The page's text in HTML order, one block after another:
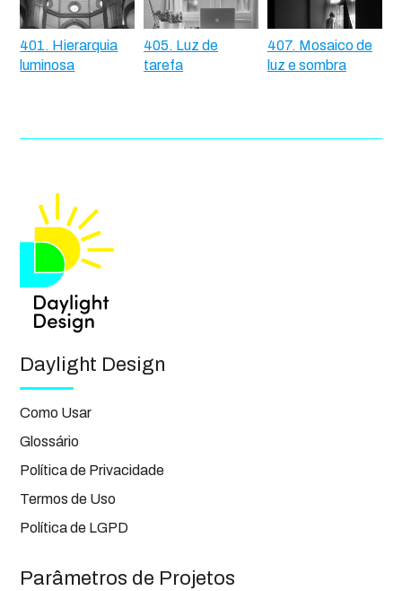
401. Hierarquia
luminosa
405. Luz de
tarefa
407. Mosaico de
luz e sombra
Daylight Design
Como Usar
Glossário
Política de Privacidade
Termos de Uso
Política de LGPD
Parâmetros de Projetos